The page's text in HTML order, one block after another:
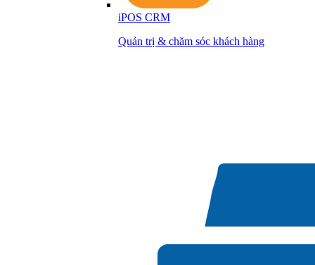
iPOS CRM
Quản trị & chăm sóc khách hàng